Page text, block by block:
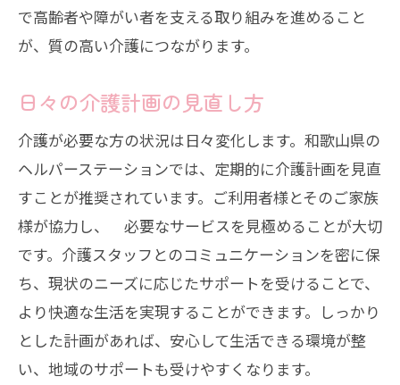
で高齢者や障がい者を支える取り組みを進めること
が、質の高い介護につながります。
日々の介護計画の見直し方
介護が必要な方の状況は日々変化します。和歌山県の
ヘルパーステーションでは、定期的に介護計画を見直
すことが推奨されています。ご利用者様とそのご家族
様が協力し、 必要なサービスを見極めることが大切
です。介護スタッフとのコミュニケーションを密に保
ち、現状のニーズに応じたサポートを受けることで、
より快適な生活を実現することができます。しっかり
とした計画があれば、安心して生活できる環境が整
い、地域のサポートも受けやすくなります。